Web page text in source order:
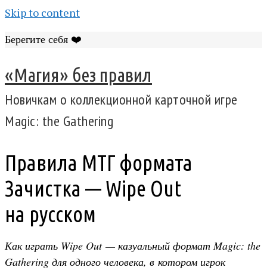
Skip to content
Берегите себя ❤️
«Магия» без правил
Новичкам о коллекционной карточной игре
Magic: the Gathering
Правила МТГ формата
Зачистка — Wipe Out
на русском
Как играть Wipe Out — казуальный формат Magic: the
Gathering для одного человека, в котором игрок